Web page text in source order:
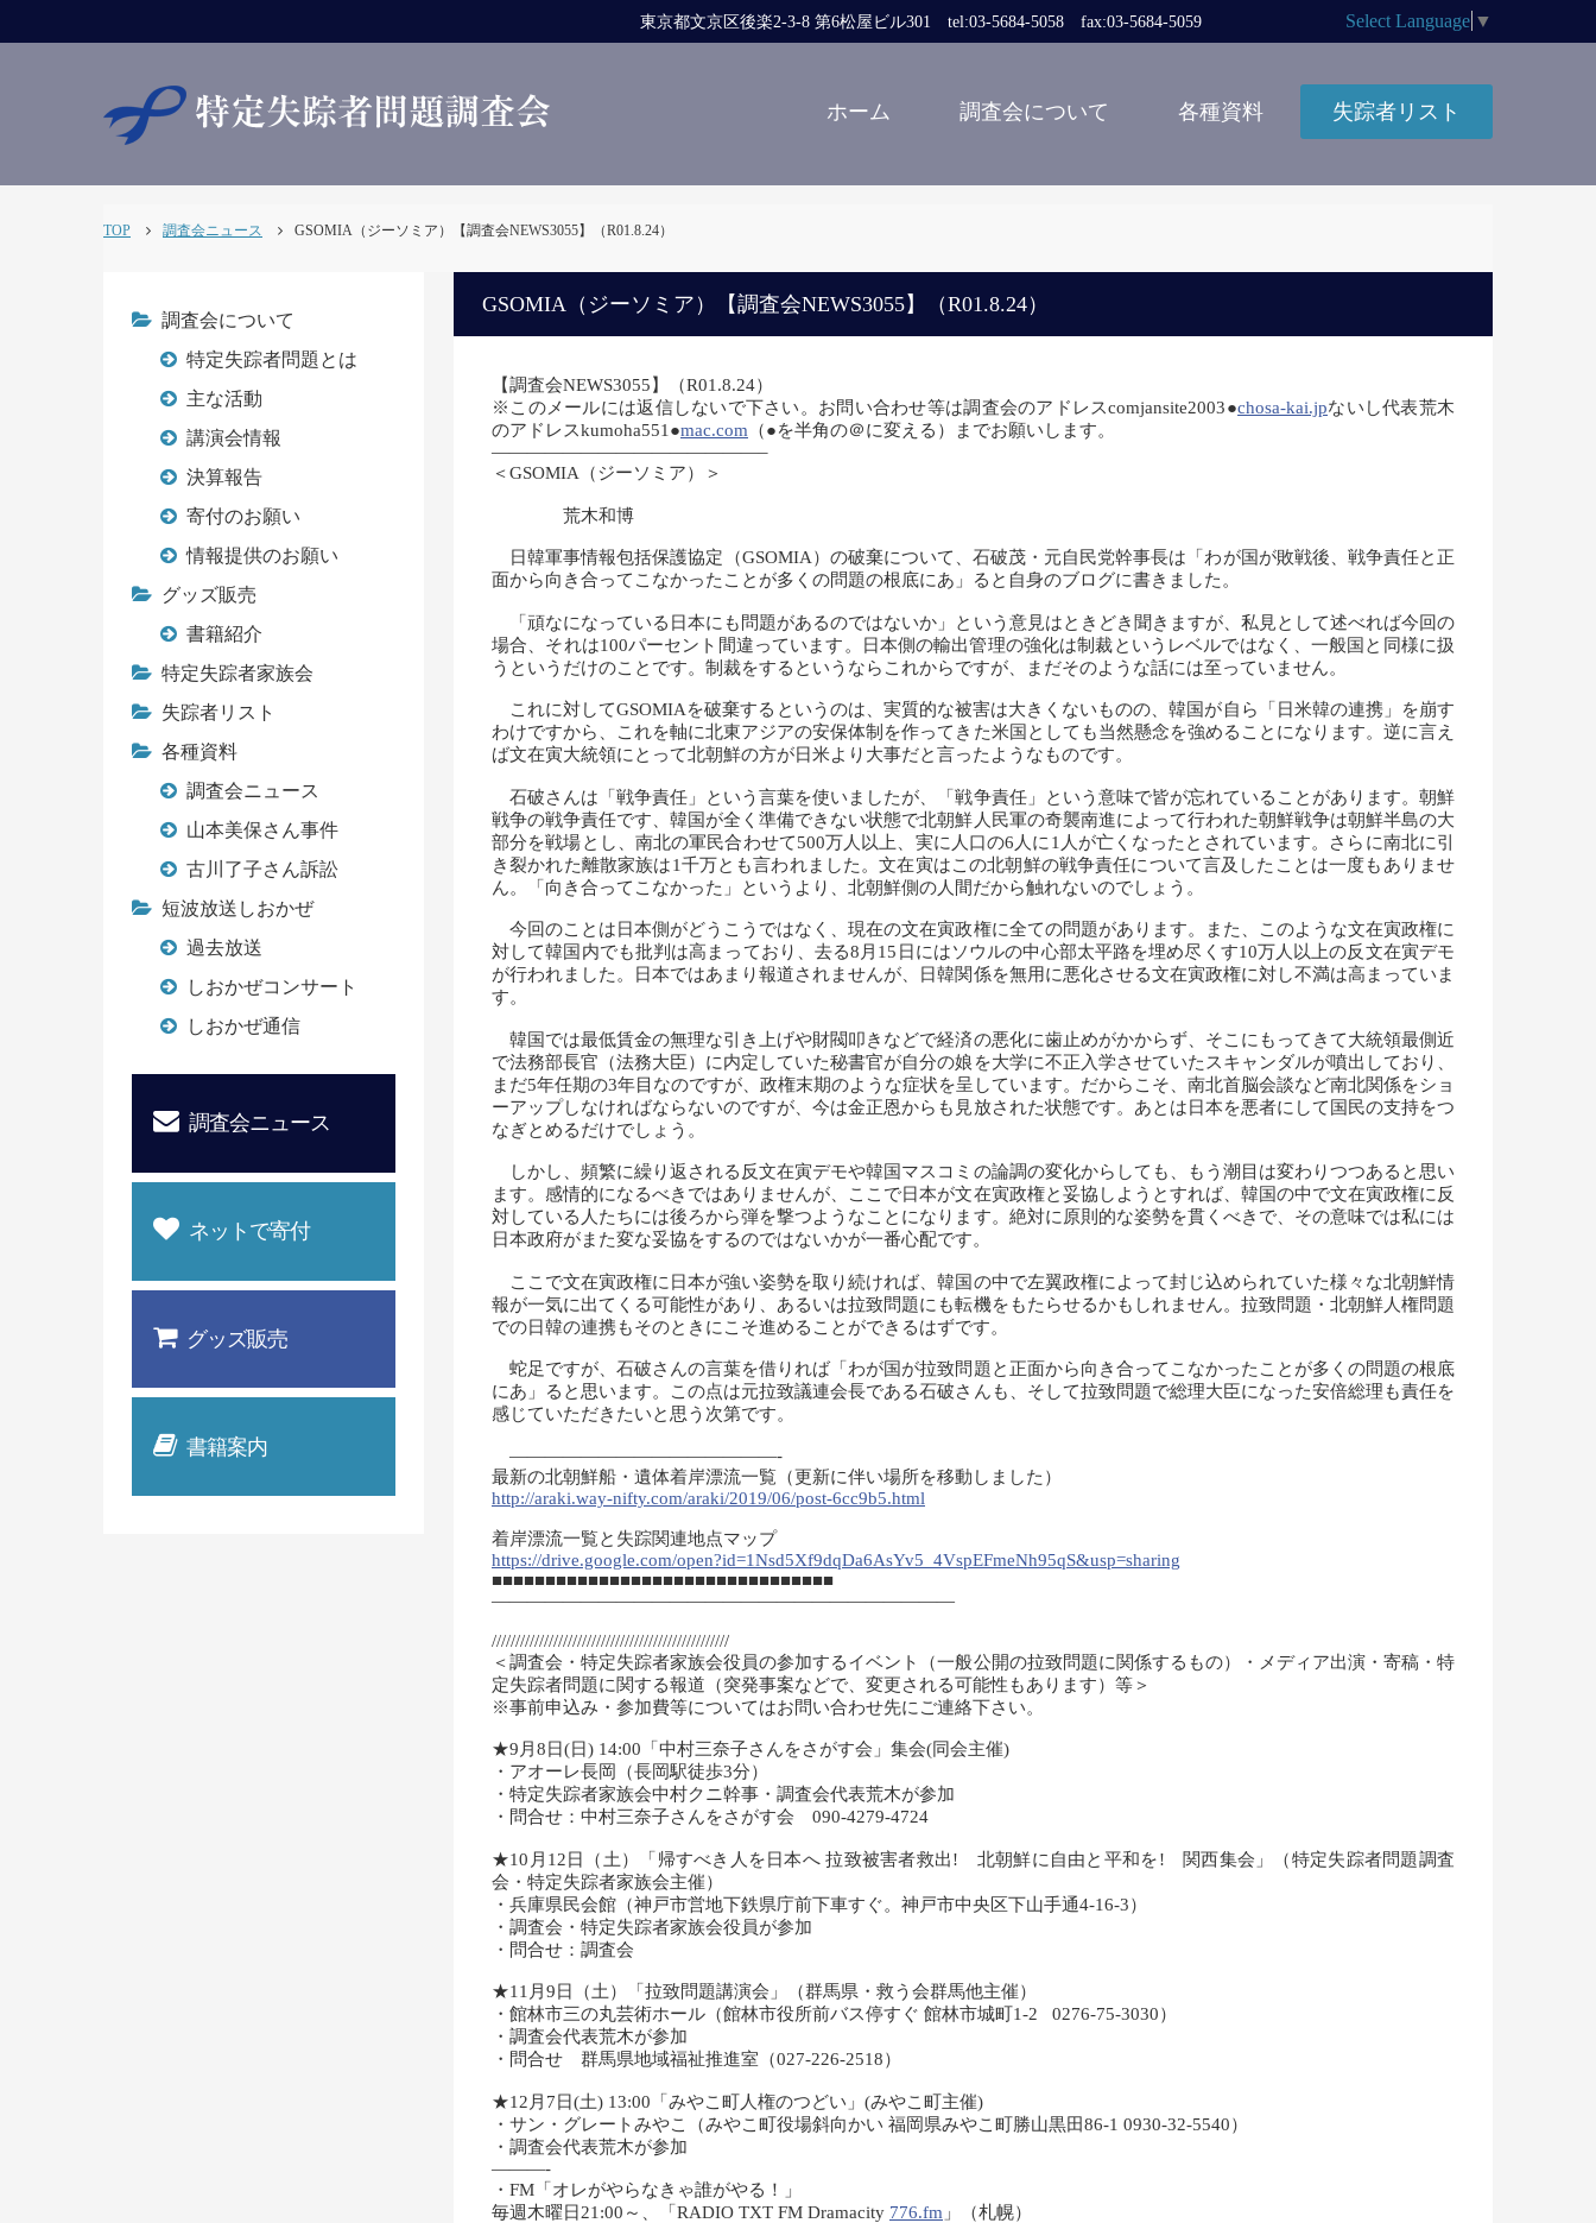
東京都文京区後楽2-3-8 第6松屋ビル301 tel:03-5684-5058 fax:03-5684-5059 Select Language ▼
ホーム 調査会について 各種資料 失踪者リスト
TOP 調査会ニュース GSOMIA（ジーソミア）【調査会NEWS3055】（R01.8.24）
GSOMIA（ジーソミア）【調査会NEWS3055】（R01.8.24）
【調査会NEWS3055】（R01.8.24）
※このメールには返信しないで下さい。お問い合わせ等は調査会のアドレスcomjansite2003●chosa-kai.jpないし代表荒木
のアドレスkumoha551●mac.com （●を半角の＠に変える）までお願いします。
———————————————–
＜GSOMIA（ジーソミア）＞
荒木和博
日韓軍事情報包括保護協定（GSOMIA）の破棄について、石破茂・元自民党幹事長は「わが国が敗戦後、戦争責任と正
面から向き合ってこなかったことが多くの問題の根底にあ」ると自身のブログに書きました。
「頑なになっている日本にも問題があるのではないか」という意見はときどき聞きますが、私見として述べれば今回の
場合、それは100パーセント間違っています。日本側の輸出管理の強化は制裁というレベルではなく、一般国と同様に扱
うというだけのことです。制裁をするというならこれからですが、まだそのような話には至っていません。
これに対してGSOMIAを破棄するというのは、実質的な被害は大きくないものの、韓国が自ら「日米韓の連携」を崩す
わけですから、これを軸に北東アジアの安保体制を作ってきた米国としても当然懸念を強めることになります。逆に言え
ば文在寅大統領にとって北朝鮮の方が日米より大事だと言ったようなものです。
石破さんは「戦争責任」という言葉を使いましたが、「戦争責任」という意味で皆が忘れていることがあります。朝鮮
戦争の戦争責任です、韓国が全く準備できない状態で北朝鮮人民軍の奇襲南進によって行われた朝鮮戦争は朝鮮半島の大
部分を戦場とし、南北の軍民合わせて500万人以上、実に人口の6人に1人が亡くなったとされています。さらに南北に引
き裂かれた離散家族は1千万とも言われました。文在寅はこの北朝鮮の戦争責任について言及したことは一度もありませ
ん。「向き合ってこなかった」というより、北朝鮮側の人間だから触れないのでしょう。
今回のことは日本側がどうこうではなく、現在の文在寅政権に全ての問題があります。また、このような文在寅政権に
対して韓国内でも批判は高まっており、去る8月15日にはソウルの中心部太平路を埋め尽くす10万人以上の反文在寅デモ
が行われました。日本ではあまり報道されませんが、日韓関係を無用に悪化させる文在寅政権に対し不満は高まっていま
す。
韓国では最低賃金の無理な引き上げや財閥叩きなどで経済の悪化に歯止めがかからず、そこにもってきて大統領最側近
で法務部長官（法務大臣）に内定していた秘書官が自分の娘を大学に不正入学させていたスキャンダルが噴出しており、
まだ5年任期の3年目なのですが、政権末期のような症状を呈しています。だからこそ、南北首脳会談など南北関係をショ
ーアップしなければならないのですが、今は金正恩からも見放された状態です。あとは日本を悪者にして国民の支持をつ
なぎとめるだけでしょう。
しかし、頻繁に繰り返される反文在寅デモや韓国マスコミの論調の変化からしても、もう潮目は変わりつつあると思い
ます。感情的になるべきではありませんが、ここで日本が文在寅政権と妥協しようとすれば、韓国の中で文在寅政権に反
対している人たちには後ろから弾を撃つようなことになります。絶対に原則的な姿勢を貫くべきで、その意味では私には
日本政府がまた変な妥協をするのではないかが一番心配です。
ここで文在寅政権に日本が強い姿勢を取り続ければ、韓国の中で左翼政権によって封じ込められていた様々な北朝鮮情
報が一気に出てくる可能性があり、あるいは拉致問題にも転機をもたらせるかもしれません。拉致問題・北朝鮮人権問題
での日韓の連携もそのときにこそ進めることができるはずです。
蛇足ですが、石破さんの言葉を借りれば「わが国が拉致問題と正面から向き合ってこなかったことが多くの問題の根底
にあ」ると思います。この点は元拉致議連会長である石破さんも、そして拉致問題で総理大臣になった安倍総理も責任を
感じていただきたいと思う次第です。
———————————————-
最新の北朝鮮船・遺体着岸漂流一覧（更新に伴い場所を移動しました）
http://araki.way-nifty.com/araki/2019/06/post-6cc9b5.html
着岸漂流一覧と失踪関連地点マップ
https://drive.google.com/open?id=1Nsd5Xf9dqDa6AsYv5_4VspEFmeNh95qS&usp=sharing
■■■■■■■■■■■■■■■■■■■■■■■■■■■■■■■■
――――――――――――――――――――――――――
//////////////////////////////////////////////////
＜調査会・特定失踪者家族会役員の参加するイベント（一般公開の拉致問題に関係するもの）・メディア出演・寄稿・特
定失踪者問題に関する報道（突発事案などで、変更される可能性もあります）等＞
※事前申込み・参加費等についてはお問い合わせ先にご連絡下さい。
★9月8日(日) 14:00「中村三奈子さんをさがす会」集会(同会主催)
・アオーレ長岡（長岡駅徒歩3分）
・特定失踪者家族会中村クニ幹事・調査会代表荒木が参加
・問合せ：中村三奈子さんをさがす会 090-4279-4724
★10月12日（土）「帰すべき人を日本へ 拉致被害者救出! 北朝鮮に自由と平和を! 関西集会」（特定失踪者問題調査
会・特定失踪者家族会主催）
・兵庫県民会館（神戸市営地下鉄県庁前下車すぐ。神戸市中央区下山手通4-16-3）
・調査会・特定失踪者家族会役員が参加
・問合せ：調査会
★11月9日（土）「拉致問題講演会」（群馬県・救う会群馬他主催）
・館林市三の丸芸術ホール（館林市役所前バス停すぐ 館林市城町1-2 0276-75-3030）
・調査会代表荒木が参加
・問合せ 群馬県地域福祉推進室（027-226-2518）
★12月7日(土) 13:00「みやこ町人権のつどい」(みやこ町主催)
・サン・グレートみやこ（みやこ町役場斜向かい 福岡県みやこ町勝山黒田86-1 0930-32-5540）
・調査会代表荒木が参加
———-
・FM「オレがやらなきゃ誰がやる！」
毎週木曜日21:00～、「RADIO TXT FM Dramacity 776.fm 」（札幌）
調査会について
特定失踪者問題とは
主な活動
講演会情報
決算報告
寄付のお願い
情報提供のお願い
グッズ販売
書籍紹介
特定失踪者家族会
失踪者リスト
各種資料
調査会ニュース
山本美保さん事件
古川了子さん訴訟
短波放送しおかぜ
過去放送
しおかぜコンサート
しおかぜ通信
調査会ニュース
ネットで寄付
グッズ販売
書籍案内